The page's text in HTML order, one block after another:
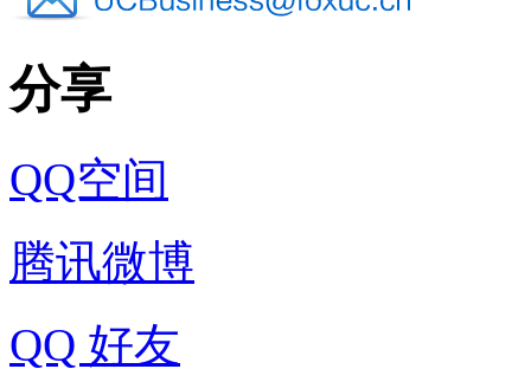
分享
QQ空间
腾讯微博
QQ 好友